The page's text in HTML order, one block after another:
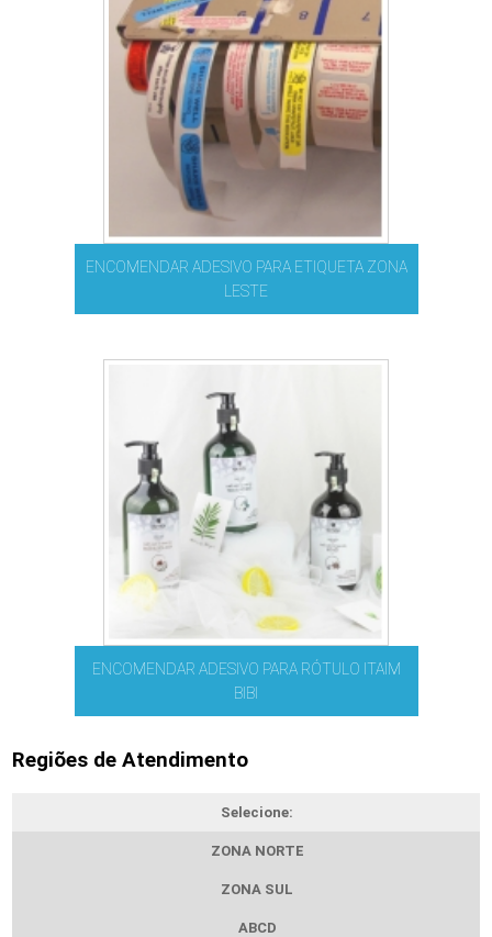
ENCOMENDAR ADESIVO PARA ETIQUETA ZONA
LESTE
ENCOMENDAR ADESIVO PARA RÓTULO ITAIM
BIBI
Regiões de Atendimento
Selecione:
ZONA NORTE
ZONA SUL
ABCD